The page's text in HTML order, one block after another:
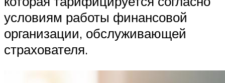
условиям работы финансовой
организации, обслуживающей
страхователя.